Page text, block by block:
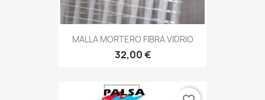
MALLA MORTERO FIBRA VIDRIO
32,00 €